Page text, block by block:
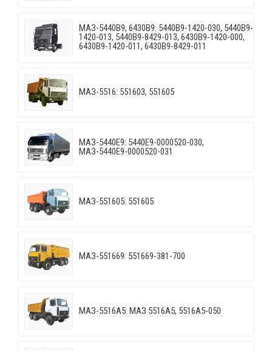
МАЗ-5440B9, 6430B9: 5440B9-1420-030, 5440B9-
1420-013, 5440B9-8429-013, 6430B9-1420-000,
6430B9-1420-011, 6430B9-8429-011
МАЗ-5516: 551603, 551605
МАЗ-5440E9: 5440E9-0000520-030,
МАЗ-5440E9-0000520-031
МАЗ-551605: 551605
МАЗ-551669: 551669-381-700
МАЗ-5516А5: МАЗ 5516А5, 5516А5-050